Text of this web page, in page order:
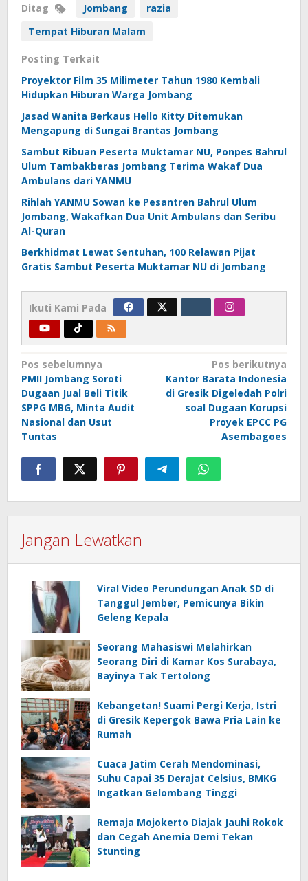
Ditag Jombang
razia
Tempat Hiburan Malam
Posting Terkait
Proyektor Film 35 Milimeter Tahun 1980 Kembali
Hidupkan Hiburan Warga Jombang
Jasad Wanita Berkaus Hello Kitty Ditemukan
Mengapung di Sungai Brantas Jombang
Sambut Ribuan Peserta Muktamar NU, Ponpes Bahrul
Ulum Tambakberas Jombang Terima Wakaf Dua
Ambulans dari YANMU
Rihlah YANMU Sowan ke Pesantren Bahrul Ulum
Jombang, Wakafkan Dua Unit Ambulans dan Seribu
Al-Quran
Berkhidmat Lewat Sentuhan, 100 Relawan Pijat
Gratis Sambut Peserta Muktamar NU di Jombang
Ikuti Kami Pada
Navigasi
pos
Pos sebelumnya
PMII Jombang Soroti
Dugaan Jual Beli Titik
SPPG MBG, Minta Audit
Nasional dan Usut
Tuntas
Pos berikutnya
Kantor Barata Indonesia
di Gresik Digeledah Polri
soal Dugaan Korupsi
Proyek EPCC PG
Asembagoes
Jangan Lewatkan
Viral Video Perundungan Anak SD di
Tanggul Jember, Pemicunya Bikin
Geleng Kepala
Seorang Mahasiswi Melahirkan
Seorang Diri di Kamar Kos Surabaya,
Bayinya Tak Tertolong
Kebangetan! Suami Pergi Kerja, Istri
di Gresik Kepergok Bawa Pria Lain ke
Rumah
Cuaca Jatim Cerah Mendominasi,
Suhu Capai 35 Derajat Celsius, BMKG
Ingatkan Gelombang Tinggi
Remaja Mojokerto Diajak Jauhi Rokok
dan Cegah Anemia Demi Tekan
Stunting